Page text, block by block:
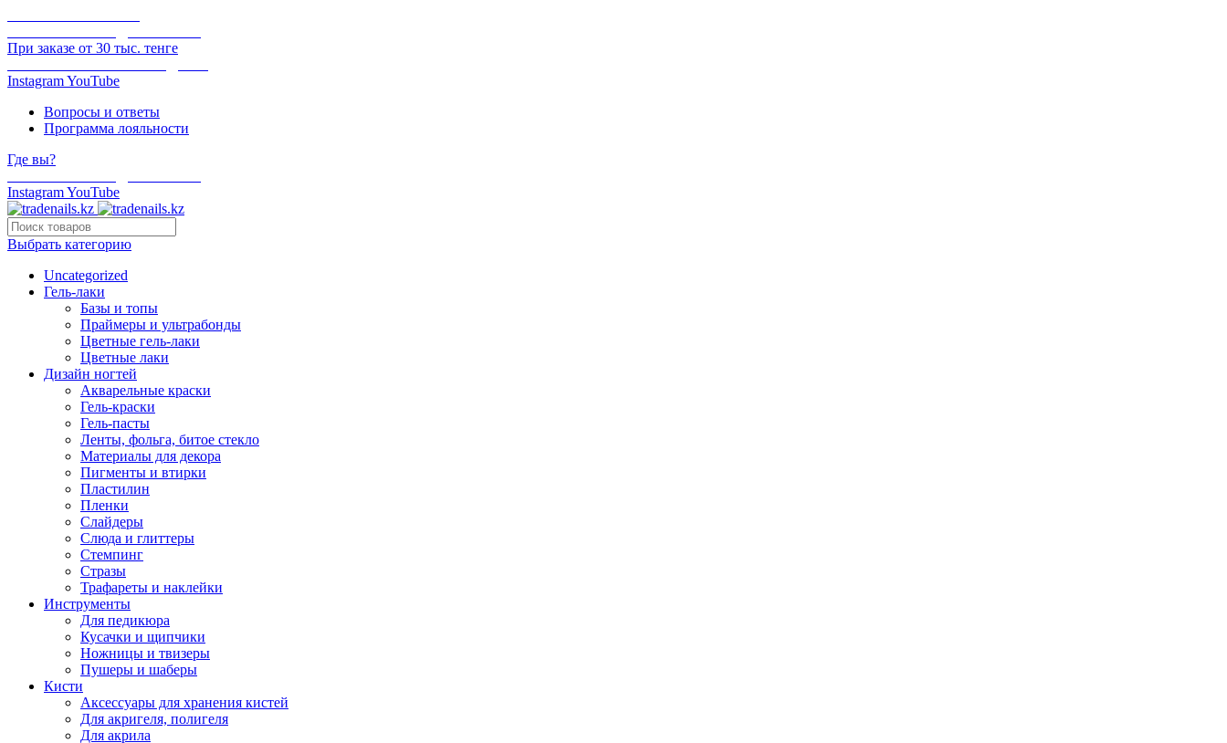
При заказе от 30 тыс. тенге
InstagramYouTube
Вопросы и ответы
Программа лояльности
Где вы?
InstagramYouTube
Выбрать категорию
Uncategorized
Гель-лаки
Базы и топы
Праймеры и ультрабонды
Цветные гель-лаки
Цветные лаки
Дизайн ногтей
Акварельные краски
Гель-краски
Гель-пасты
Ленты, фольга, битое стекло
Материалы для декора
Пигменты и втирки
Пластилин
Пленки
Слайдеры
Слюда и глиттеры
Стемпинг
Стразы
Трафареты и наклейки
Инструменты
Для педикюра
Кусачки и щипчики
Ножницы и твизеры
Пушеры и шаберы
Кисти
Аксессуары для хранения кистей
Для акригеля, полигеля
Для акрила